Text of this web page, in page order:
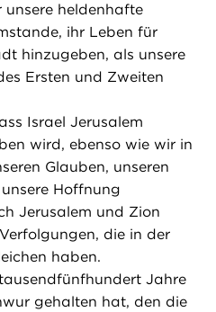
heldenhafte
ihr Leben für
hinzugeben, als unsere
Ersten und Zweiten
Israel Jerusalem
wird, ebenso wie wir in
Glauben, unseren
Hoffnung
Jerusalem und Zion
die in der
haben.
Jahre
gehalten hat, den die